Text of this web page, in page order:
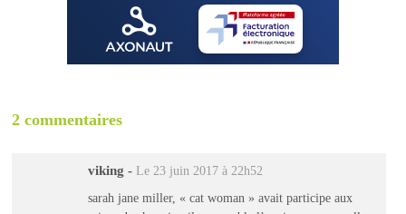
2 commentaires
viking - Le 23 juin 2017 à 22h52
sarah jane miller, « cat woman » avait participe aux